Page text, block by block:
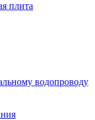
плита
водопроводу